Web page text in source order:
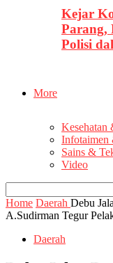
Kejar
Parang,
Polisi
More
Kesehatan
Infotaimen
Sains &
Video
Home Daerah Debu
A.Sudirman Tegur
Daerah